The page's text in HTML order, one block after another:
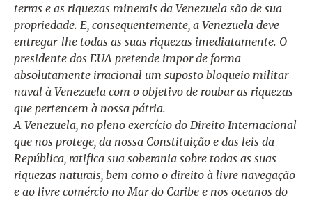
terras e as riquezas minerais da Venezuela são de sua
propriedade. E, consequentemente, a Venezuela deve
entregar-lhe todas as suas riquezas imediatamente. O
presidente dos EUA pretende impor de forma
absolutamente irracional um suposto bloqueio militar
naval à Venezuela com o objetivo de roubar as riquezas
que pertencem à nossa pátria.
A Venezuela, no pleno exercício do Direito Internacional
que nos protege, da nossa Constituição e das leis da
República, ratifica sua soberania sobre todas as suas
riquezas naturais, bem como o direito à livre navegação
e ao livre comércio no Mar do Caribe e nos oceanos do